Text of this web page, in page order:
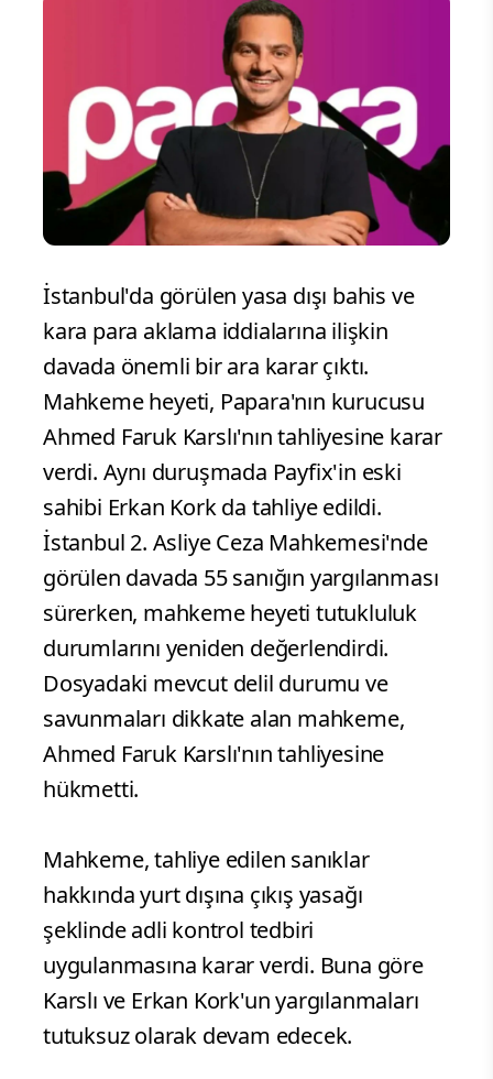
İstanbul'da görülen yasa dışı bahis ve
kara para aklama iddialarına ilişkin
davada önemli bir ara karar çıktı.
Mahkeme heyeti, Papara'nın kurucusu
Ahmed Faruk Karslı'nın tahliyesine karar
verdi. Aynı duruşmada Payfix'in eski
sahibi Erkan Kork da tahliye edildi.
İstanbul 2. Asliye Ceza Mahkemesi'nde
görülen davada 55 sanığın yargılanması
sürerken, mahkeme heyeti tutukluluk
durumlarını yeniden değerlendirdi.
Dosyadaki mevcut delil durumu ve
savunmaları dikkate alan mahkeme,
Ahmed Faruk Karslı'nın tahliyesine
hükmetti.
Mahkeme, tahliye edilen sanıklar
hakkında yurt dışına çıkış yasağı
şeklinde adli kontrol tedbiri
uygulanmasına karar verdi. Buna göre
Karslı ve Erkan Kork'un yargılanmaları
tutuksuz olarak devam edecek.